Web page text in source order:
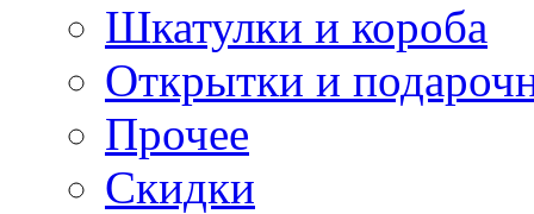
Шкатулки и короба
Открытки и
Прочее
Скидки